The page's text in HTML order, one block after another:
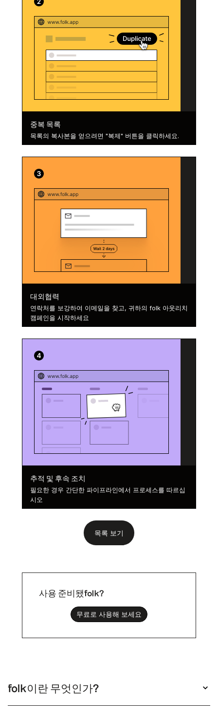
중복 목록
목록의 복사본을 얻으려면 "복제" 버튼을 클릭하세요.
대외협력
연락처를 보강하여 이메일을 찾고, 귀하의 folk 아웃리치
캠페인을 시작하세요
추적 및 후속 조치
필요한 경우 간단한 파이프라인에서 프로세스를 따르십
시오
목록 보기
사용 준비됐folk?
무료로 사용해 보세요
folk이란 무엇인가?